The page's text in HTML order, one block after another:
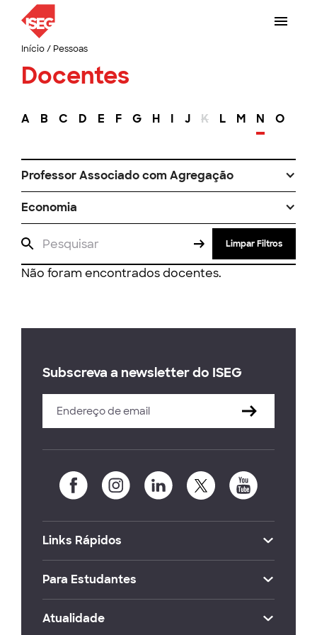
Início/ Pessoas
Docentes
A B C D E F G H I J K L M N O
Professor Associado com Agregação
Economia
Limpar Filtros
Não foram encontrados docentes.
Subscreva a newsletter do ISEG
Links Rápidos
Para Estudantes
Atualidade